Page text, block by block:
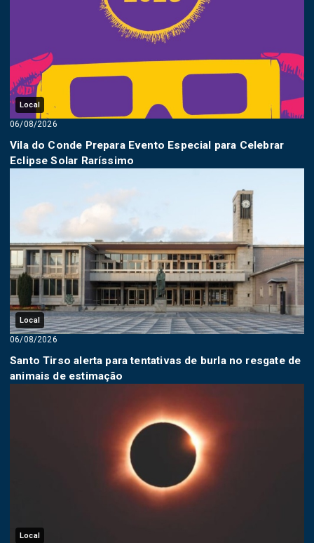
Local
06/08/2026
Vila do Conde Prepara Evento Especial para Celebrar
Eclipse Solar Raríssimo
Local
06/08/2026
Santo Tirso alerta para tentativas de burla no resgate de
animais de estimação
Local